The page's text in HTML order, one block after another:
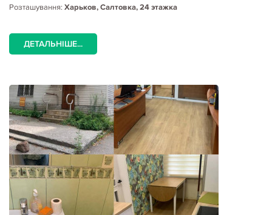
Розташування: Харьков, Салтовка, 24 этажка
ДЕТАЛЬНІШЕ...